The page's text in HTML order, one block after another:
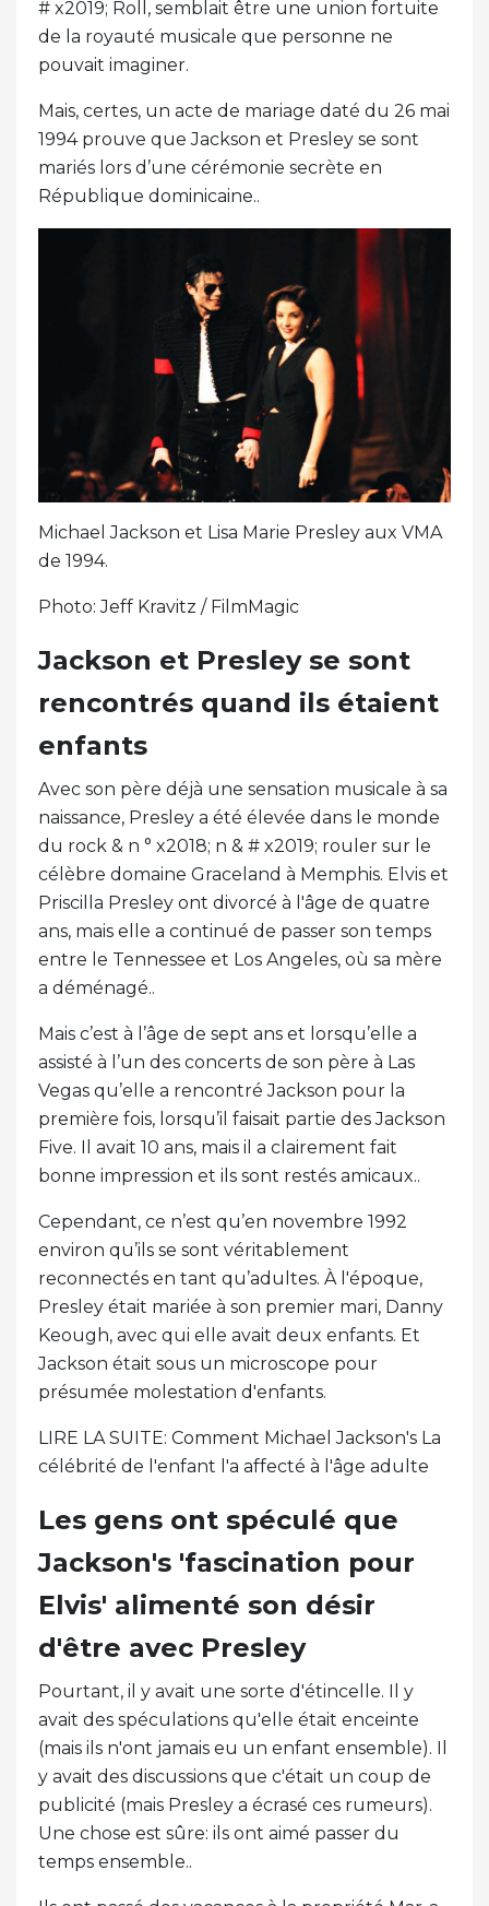
# x2019; Roll, semblait être une union fortuite
de la royauté musicale que personne ne
pouvait imaginer.
Mais, certes, un acte de mariage daté du 26 mai
1994 prouve que Jackson et Presley se sont
mariés lors d’une cérémonie secrète en
République dominicaine..
Michael Jackson et Lisa Marie Presley aux VMA
de 1994.
Photo: Jeff Kravitz / FilmMagic
Jackson et Presley se sont
rencontrés quand ils étaient
enfants
Avec son père déjà une sensation musicale à sa
naissance, Presley a été élevée dans le monde
du rock & n ° x2018; n & # x2019; rouler sur le
célèbre domaine Graceland à Memphis. Elvis et
Priscilla Presley ont divorcé à l'âge de quatre
ans, mais elle a continué de passer son temps
entre le Tennessee et Los Angeles, où sa mère
a déménagé..
Mais c’est à l’âge de sept ans et lorsqu’elle a
assisté à l’un des concerts de son père à Las
Vegas qu’elle a rencontré Jackson pour la
première fois, lorsqu’il faisait partie des Jackson
Five. Il avait 10 ans, mais il a clairement fait
bonne impression et ils sont restés amicaux..
Cependant, ce n’est qu’en novembre 1992
environ qu’ils se sont véritablement
reconnectés en tant qu’adultes. À l'époque,
Presley était mariée à son premier mari, Danny
Keough, avec qui elle avait deux enfants. Et
Jackson était sous un microscope pour
présumée molestation d'enfants.
LIRE LA SUITE: Comment Michael Jackson's La
célébrité de l'enfant l'a affecté à l'âge adulte
Les gens ont spéculé que
Jackson's 'fascination pour
Elvis' alimenté son désir
d'être avec Presley
Pourtant, il y avait une sorte d'étincelle. Il y
avait des spéculations qu'elle était enceinte
(mais ils n'ont jamais eu un enfant ensemble). Il
y avait des discussions que c'était un coup de
publicité (mais Presley a écrasé ces rumeurs).
Une chose est sûre: ils ont aimé passer du
temps ensemble..